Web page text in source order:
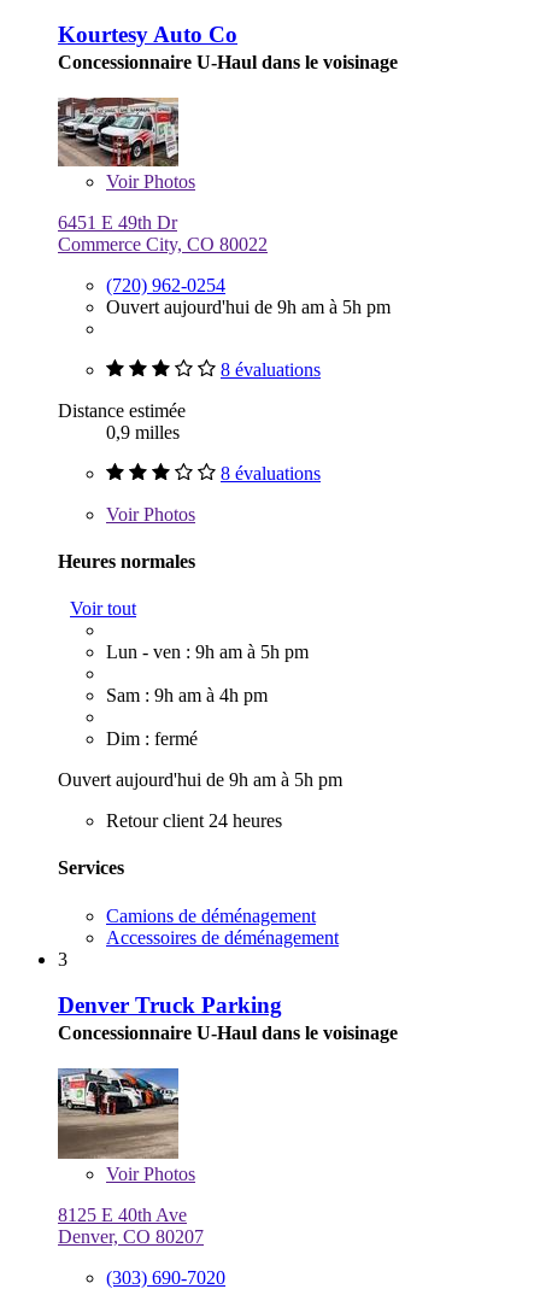
Kourtesy Auto Co
Concessionnaire U-Haul dans le voisinage
VoirPhotos
6451 E 49th Dr
Commerce City, CO 80022
(720) 962-0254
Ouvert aujourd'hui de 9h am à 5h pm
8 évaluations
Distance estimée
0,9 milles
8 évaluations
VoirPhotos
Heures normales
Voir tout
Lun - ven : 9h am à 5h pm
Sam : 9h am à 4h pm
Dim : fermé
Ouvert aujourd'hui de 9h am à 5h pm
Retour client 24 heures
Services
Camions de déménagement
Accessoires de déménagement
3
Denver Truck Parking
Concessionnaire U-Haul dans le voisinage
VoirPhotos
8125 E 40th Ave
Denver, CO 80207
(303) 690-7020